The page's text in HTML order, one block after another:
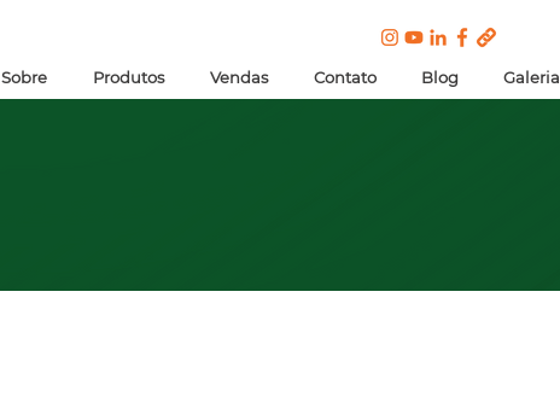
Sobre Produtos Vendas Contato Blog Galeria